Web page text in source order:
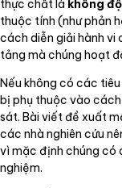
thực chất là không
thuộc tính (như phản
cách diễn giải hành vi
tảng mà chúng hoạt
Nếu không có các
bị phụ thuộc vào
sát. Bài viết đề xuất
các nhà nghiên cứu
vì mặc định chúng có
nghiệm.